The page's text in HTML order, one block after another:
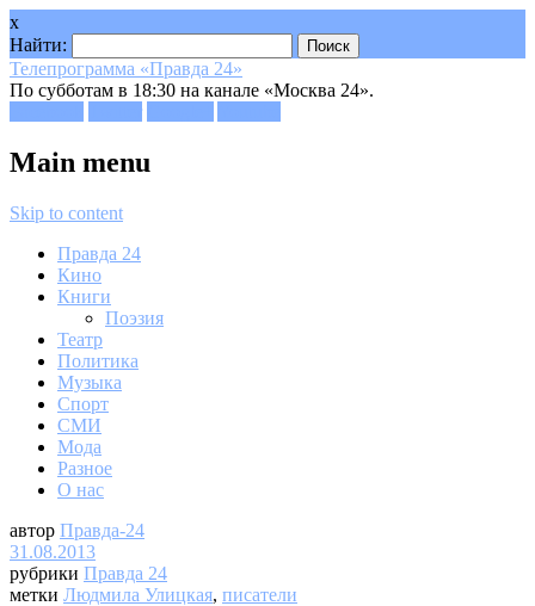
x
Найти:
Телепрограмма «Правда 24»
По субботам в 18:30 на канале «Москва 24».
Main menu
Skip to content
Правда 24
Кино
Книги
Поэзия
Театр
Политика
Музыка
Спорт
СМИ
Мода
Разное
О нас
автор Правда-24
31.08.2013
рубрики Правда 24
метки Людмила Улицкая, писатели